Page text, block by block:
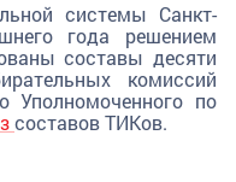
системы Санкт-
года решением
составы десяти
комиссий
Уполномоченного по
составов ТИКов.